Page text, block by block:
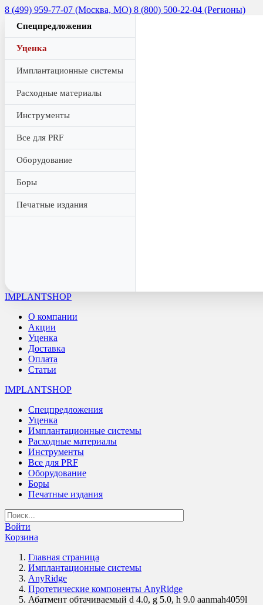
8 (499) 959-77-07 (Москва, МО) 8 (800) 500-22-04 (Регионы)
Спецпредложения
Уценка
Имплантационные системы
Расходные материалы
Инструменты
Все для PRF
Оборудование
Боры
Печатные издания
IMPLANTSHOP
О компании
Акции
Уценка
Доставка
Оплата
Статьи
IMPLANTSHOP
Спецпредложения
Уценка
Имплантационные системы
Расходные материалы
Инструменты
Все для PRF
Оборудование
Боры
Печатные издания
Войти
Корзина
Главная страница
Имплантационные системы
AnyRidge
Протетические компоненты AnyRidge
Абатмент обтачиваемый d 4.0, g 5.0, h 9.0 aanmah4059l